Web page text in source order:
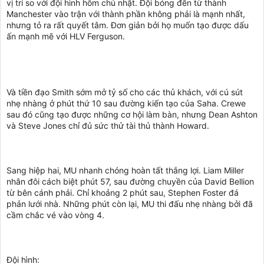
vị trí so với đội hình hôm chủ nhật. Đội bóng đến từ thành
Manchester vào trận với thành phần không phải là mạnh nhất,
nhưng tỏ ra rất quyết tâm. Đơn giản bởi họ muốn tạo được dấu
ấn mạnh mẽ với HLV Ferguson.
Và tiền đạo Smith sớm mở tỷ số cho các thủ khách, với cú sút
nhẹ nhàng ở phút thứ 10 sau đường kiến tạo của Saha. Crewe
sau đó cũng tạo được những cơ hội làm bàn, nhưng Dean Ashton
và Steve Jones chỉ đủ sức thử tài thủ thành Howard.
Sang hiệp hai, MU nhanh chóng hoàn tất thắng lợi. Liam Miller
nhân đôi cách biệt phút 57, sau đường chuyền của David Bellion
từ bên cánh phải. Chỉ khoảng 2 phút sau, Stephen Foster đá
phản lưới nhà. Những phút còn lại, MU thi đấu nhẹ nhàng bởi đã
cầm chắc vé vào vòng 4.
Đội hình: